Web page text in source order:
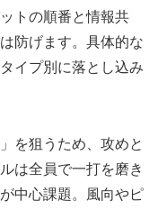
ットの順番と情報共
防げます。具体的な
イプ別に落とし込み
を狙うため、攻めと
は全員で一打を磨き
中心課題。風向やピ